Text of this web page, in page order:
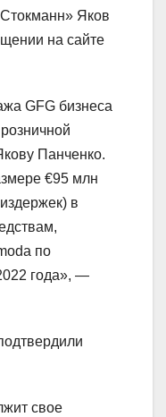
Яков
на сайте
GFG бизнеса
Панченко.
€95 млн
в
по
года», —
свое